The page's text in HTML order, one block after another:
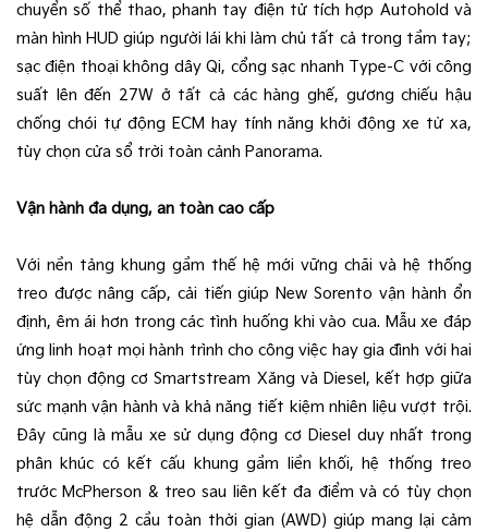
chuyển số thể thao, phanh tay điện tử tích hợp Autohold và
màn hình HUD giúp người lái khi làm chủ tất cả trong tầm tay;
sạc điện thoại không dây Qi, cổng sạc nhanh Type-C với công
suất lên đến 27W ở tất cả các hàng ghế, gương chiếu hậu
chống chói tự động ECM hay tính năng khởi động xe từ xa,
tùy chọn cửa sổ trời toàn cảnh Panorama.
Vận hành đa dụng, an toàn cao cấp
Với nền tảng khung gầm thế hệ mới vững chãi và hệ thống
treo được nâng cấp, cải tiến giúp New Sorento vận hành ổn
định, êm ái hơn trong các tình huống khi vào cua. Mẫu xe đáp
ứng linh hoạt mọi hành trình cho công việc hay gia đình với hai
tùy chọn động cơ Smartstream Xăng và Diesel, kết hợp giữa
sức mạnh vận hành và khả năng tiết kiệm nhiên liệu vượt trội.​
Đây cũng là mẫu xe sử dụng động cơ Diesel duy nhất trong
phân khúc có kết cấu khung gầm liền khối, hệ thống treo
trước McPherson & treo sau liên kết đa điểm và có tùy chọn
hệ dẫn động 2 cầu toàn thời gian (AWD) giúp mang lại cảm